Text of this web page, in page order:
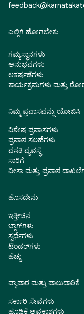
ಎಲ್ಲಿಗೆ ಹೋಗಬೇಕು
ಗಮ್ಯಸ್ಥಾನಗಳು
ಅನುಭವಗಳು
ಆಕರ್ಷಣೆಗಳು
ಕಾರ್ಯಕ್ರಮಗಳು ಮತ್ತು
ನಿಮ್ಮ ಪ್ರವಾಸವನ್ನು ಯೋಜಿಸಿ
ವಿಶೇಷ ಪ್ರವಾಸಗಳು
ಪ್ರವಾಸ ಸಲಹೆಗಳು
ವಸತಿ ವ್ಯವಸ್ಥೆ
ಸಾರಿಗೆ
ವೀಸಾ ಮತ್ತು ಪ್ರವಾಸ
ಹೊಸದೇನು
ಇತ್ತೀಚಿನ
ಬ್ಲಾಗ್‌ಗಳು
ಸ್ಪರ್ಧೆಗಳು
ಟೆಂಡರ್‌ಗಳು
ಹೆಚ್ಚು
ವ್ಯಾಪಾರ ಮತ್ತು ಪಾಲುದಾರಿಕೆ
ಸರ್ಕಾರಿ ಸೇವೆಗಳು
ಹೂಡಿಕೆ ಅವಕಾಶಗಳು